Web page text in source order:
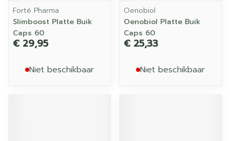
Forté Pharma
Slimboost Platte Buik
Caps 60
€ 29,95
Niet beschikbaar
Oenobiol
Oenobiol Platte Buik
Caps 60
€ 25,33
Niet beschikbaar